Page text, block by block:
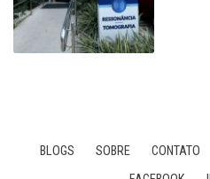
BLOGS SOBRE CONTATO